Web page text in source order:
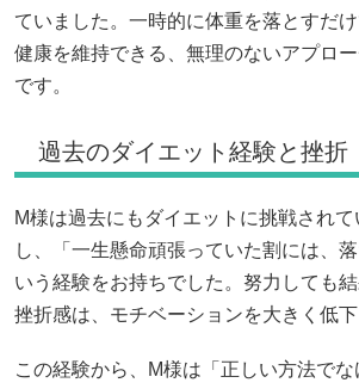
ていました。一時的に体重を落とすだ
健康を維持できる、無理のないアプロ
です。
過去のダイエット経験と挫折
M様は過去にもダイエットに挑戦され
し、「一生懸命頑張っていた割には、
いう経験をお持ちでした。努力しても
挫折感は、モチベーションを大きく低下
この経験から、M様は「正しい方法で